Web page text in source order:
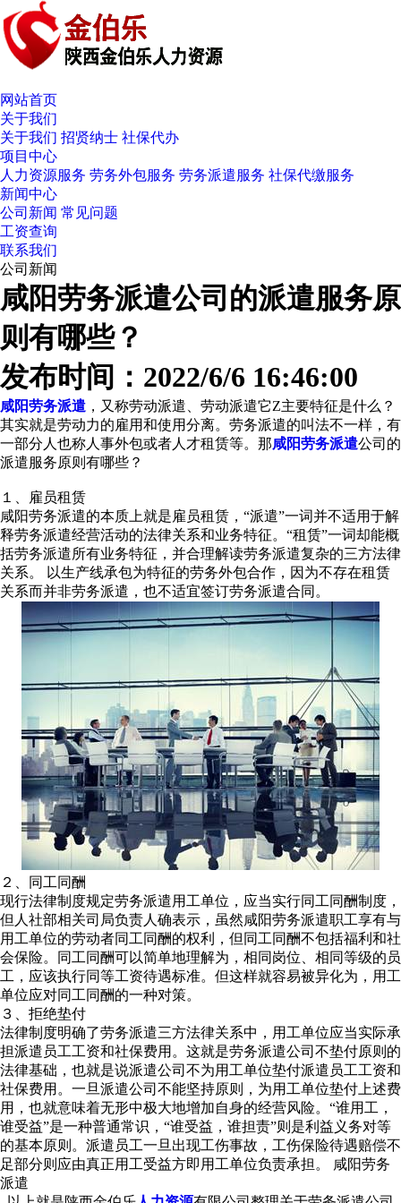
网站首页
关于我们
关于我们 招贤纳士 社保代办
项目中心
人力资源服务 劳务外包服务 劳务派遣服务 社保代缴服务
新闻中心
公司新闻 常见问题
工资查询
联系我们
公司新闻
咸阳劳务派遣公司的派遣服务原
则有哪些？
发布时间：2022/6/6 16:46:00
咸阳劳务派遣 ，又称劳动派遣、劳动派遣它Z主要特征是什么？
其实就是劳动力的雇用和使用分离。劳务派遣的叫法不一样，有
一部分人也称人事外包或者人才租赁等。那咸阳劳务派遣公司的
派遣服务原则有哪些？
１、雇员租赁
咸阳劳务派遣的本质上就是雇员租赁，“派遣”一词并不适用于解
释劳务派遣经营活动的法律关系和业务特征。“租赁”一词却能概
括劳务派遣所有业务特征，并合理解读劳务派遣复杂的三方法律
关系。 以生产线承包为特征的劳务外包合作，因为不存在租赁
关系而并非劳务派遣，也不适宜签订劳务派遣合同。
２、同工同酬
现行法律制度规定劳务派遣用工单位，应当实行同工同酬制度，
但人社部相关司局负责人确表示，虽然咸阳劳务派遣职工享有与
用工单位的劳动者同工同酬的权利，但同工同酬不包括福利和社
会保险。同工同酬可以简单地理解为，相同岗位、相同等级的员
工，应该执行同等工资待遇标准。但这样就容易被异化为，用工
单位应对同工同酬的一种对策。
３、拒绝垫付
法律制度明确了劳务派遣三方法律关系中，用工单位应当实际承
担派遣员工工资和社保费用。这就是劳务派遣公司不垫付原则的
法律基础，也就是说派遣公司不为用工单位垫付派遣员工工资和
社保费用。一旦派遣公司不能坚持原则，为用工单位垫付上述费
用，也就意味着无形中极大地增加自身的经营风险。“谁用工，
谁受益”是一种普通常识，“谁受益，谁担责”则是利益义务对等
的基本原则。派遣员工一旦出现工伤事故，工伤保险待遇赔偿不
足部分则应由真正用工受益方即用工单位负责承担。 咸阳劳务
派遣